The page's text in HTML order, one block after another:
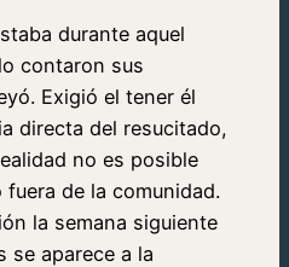
durante aquel
contaron sus
Exigió el tener él
directa del resucitado,
no es posible
de la comunidad.
la semana siguiente
se aparece a la